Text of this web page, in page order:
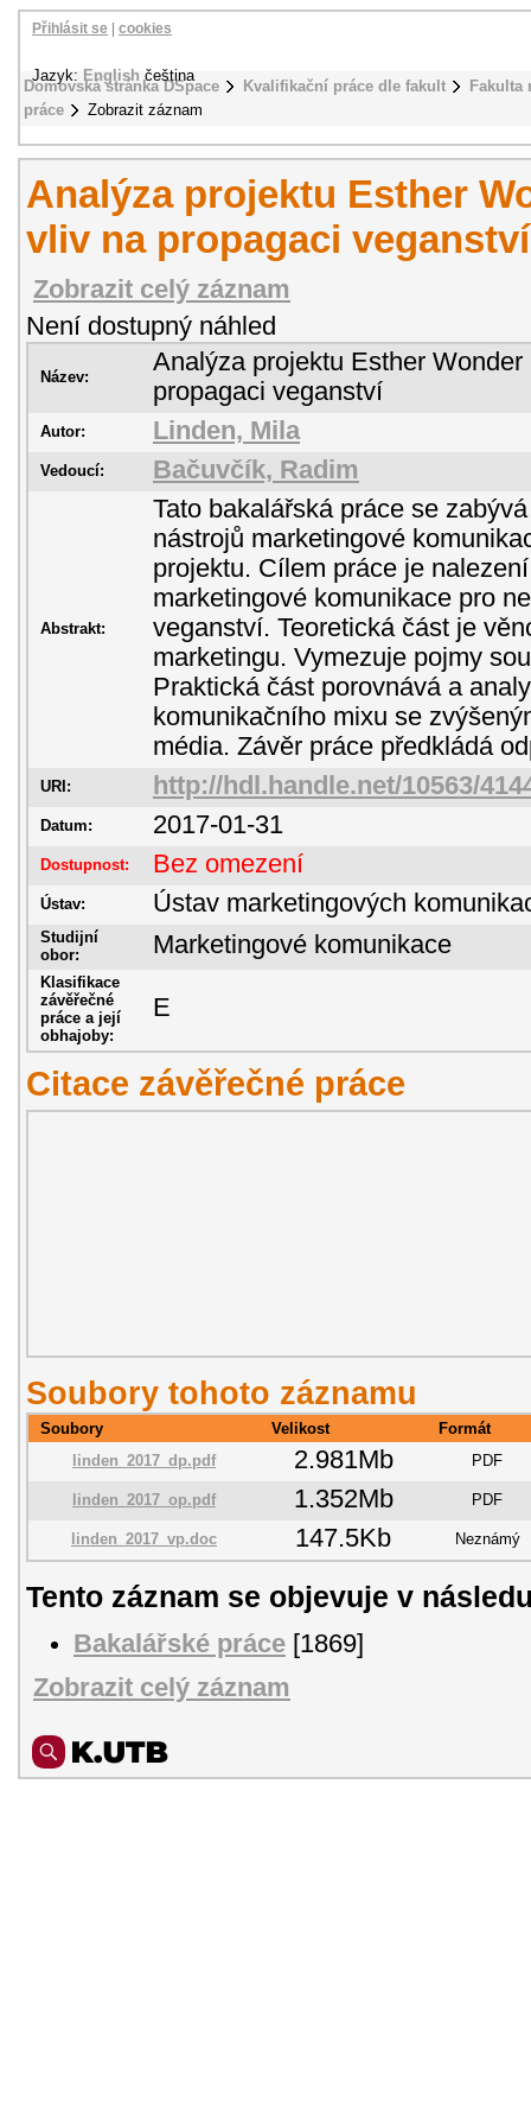
Domovská stránka DSpace Kvalifikační práce dle fakult
práce
Zobrazit záznam
Přihlásit se cookies
Jazyk: English čeština
Analýza projektu Esther
vliv na propagaci veganství
Zobrazit celý záznam
Není dostupný náhled
Název:
Analýza projektu Esther
propagaci veganství
Autor: Linden, Mila
Vedoucí: Bačuvčík, Radim
Abstrakt:
Tato bakalářská práce se
nástrojů marketingové
projektu. Cílem práce je
marketingové komunikace pro
veganství. Teoretická část je
marketingu. Vymezuje pojmy
Praktická část porovnává a
komunikačního mixu se
média. Závěr práce předkládá
URI: http://hdl.handle.net/10563/
Datum: 2017-01-31
Dostupnost: Bez omezení
Ústav: Ústav marketingových
Studijní
obor:
Marketingové komunikace
Klasifikace
závěřečné
práce a její
obhajoby:
E
Citace závěřečné práce
Soubory tohoto záznamu
Soubory Velikost
Formát
linden_2017_dp.pdf
2.981Mb PDF
linden_2017_op.pdf 1.352Mb PDF
linden_2017_vp.doc 147.5Kb Neznámý
Tento záznam se objevuje v
Bakalářské práce [1869]
Zobrazit celý záznam